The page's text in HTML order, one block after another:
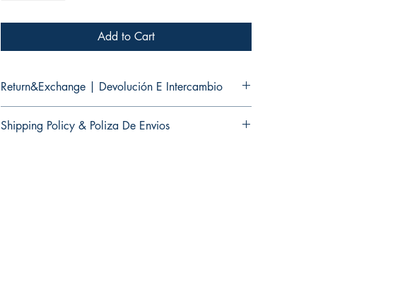
Add to Cart
Return&Exchange | Devolución E Intercambio
products.
Shipping Policy & Poliza De Envios